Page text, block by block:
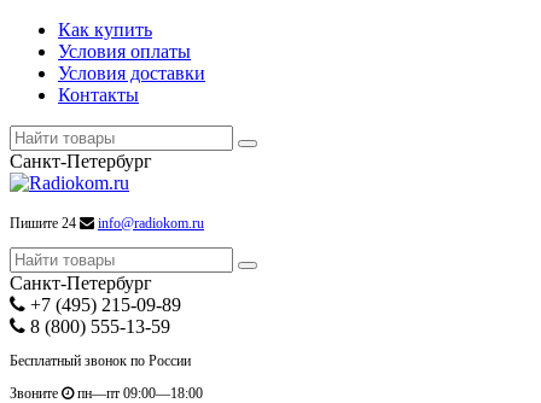
Как купить
Условия оплаты
Условия доставки
Контакты
Санкт-Петербург
Пишите 24 info@radiokom.ru
Санкт-Петербург
+7 (495) 215-09-89
8 (800) 555-13-59
Бесплатный звонок по России
Звоните
пн—пт 09:00—18:00